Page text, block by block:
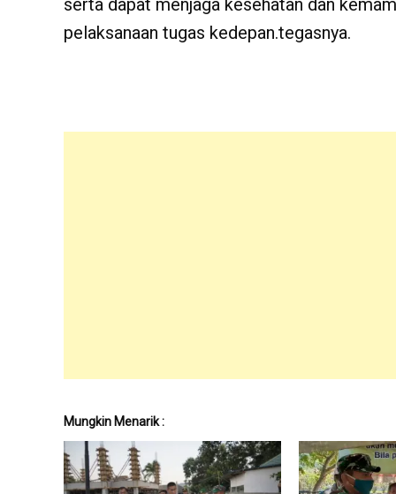
serta dapat menjaga kesehatan dan
pelaksanaan tugas kedepan.tegasnya.
Mungkin Menarik :